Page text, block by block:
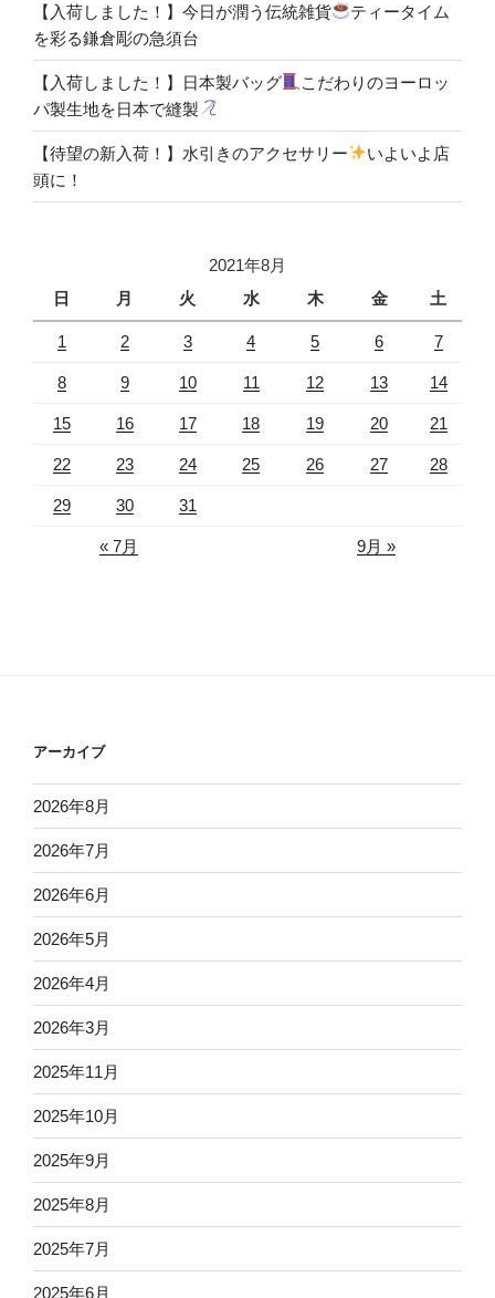
【入荷しました！】今日が潤う伝統雑貨
ティータイム
を彩る鎌倉彫の急須台
【入荷しました！】日本製バッグ
こだわりのヨーロッ
パ製生地を日本で縫製
【待望の新入荷！】水引きのアクセサリー
いよいよ店
頭に！
2021年8月
日
月 火 水 木 金 土
1 2 3 4 5 6 7
8 9 10 11 12 13 14
15 16 17 18 19 20 21
22 23 24 25 26 27 28
29 30 31
« 7月 9月 »
アーカイブ
2026年8月
2026年7月
2026年6月
2026年5月
2026年4月
2026年3月
2025年11月
2025年10月
2025年9月
2025年8月
2025年7月
2025年6月